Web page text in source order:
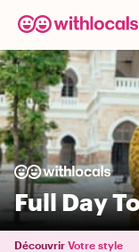
Full Day
Découvrir Votre style